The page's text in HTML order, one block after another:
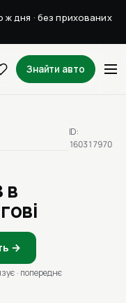
ж дня · без прихованих
Знайти авто
в
→
· попереднє
ID:
160317970